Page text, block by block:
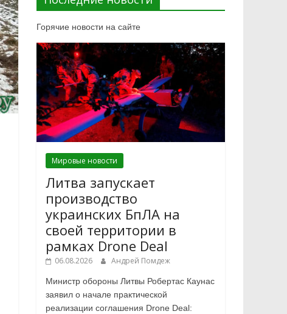
Горячие новости на сайте
Мировые новости
Литва запускает
производство
украинских БпЛА на
своей территории в
рамках Drone Deal
06.08.2026 Андрей Помдеж
Министр обороны Литвы Робертас Каунас
заявил о начале практической
реализации соглашения Drone Deal: